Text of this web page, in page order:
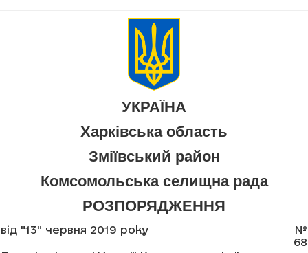
УКРАЇНА
Харківська область
Зміївський район
Комсомольська селищна рада
РОЗПОРЯДЖЕННЯ
від "13" червня 2019 року
№
68